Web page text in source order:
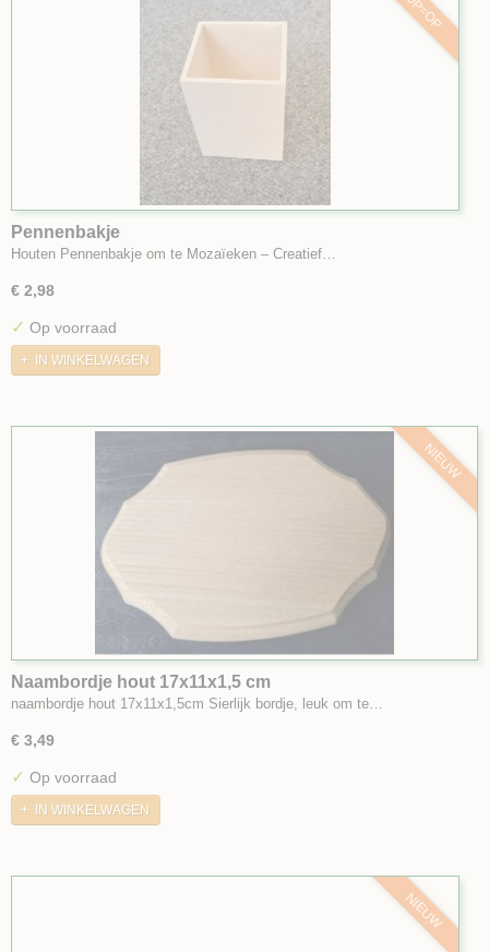
OP=OP
Pennenbakje
Houten Pennenbakje om te Mozaïeken – Creatief…
€ 2,98
✓ Op voorraad
IN WINKELWAGEN
NIEUW
Naambordje hout 17x11x1,5 cm
naambordje hout 17x11x1,5cm Sierlijk bordje, leuk om te…
€ 3,49
✓ Op voorraad
IN WINKELWAGEN
NIEUW